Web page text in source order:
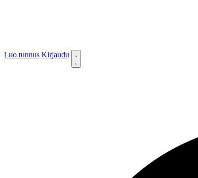
Luo tunnus Kirjaudu